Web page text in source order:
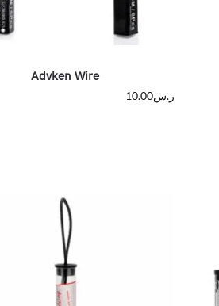
Advken Wire
ر.س10.00